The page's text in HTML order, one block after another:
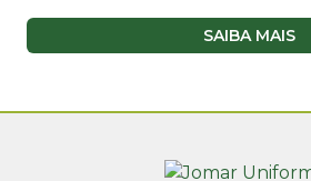
SAIBA MAIS